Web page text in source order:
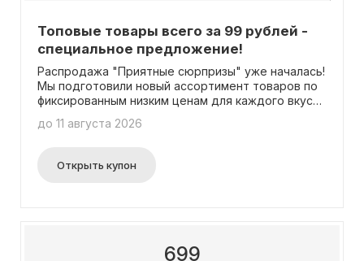
Топовые товары всего за 99 рублей -
специальное предложение!
Распродажа "Приятные сюрпризы" уже началась!
Мы подготовили новый ассортимент товаров по
фиксированным низким ценам для каждого вкуса.
приятные удивления! Условия акции: -
рублей. - В день можно заказать не более 10
упаковок любого товара. - Количество товаров,
сейчас" и "забрать через час" в аптеке. - Скидка
до 11 августа 2026
Открыть купон
699